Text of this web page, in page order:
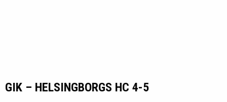
GIK – HELSINGBORGS HC 4-5